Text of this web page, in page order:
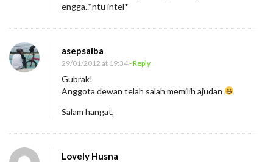
engga..*ntu intel*
asepsaiba
29/01/2012 at 19:34- Reply
Gubrak!
Anggota dewan telah salah memilih ajudan
Salam hangat,
Lovely Husna